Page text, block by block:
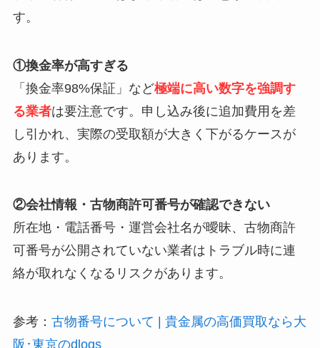
す。
①換金率が高すぎる
「換金率98%保証」など極端に高い数字を強調す
る業者は要注意です。申し込み後に追加費用を差
し引かれ、実際の受取額が大きく下がるケースが
あります。
②会社情報・古物商許可番号が確認できない
所在地・電話番号・運営会社名が曖昧、古物商許
可番号が公開されていない業者はトラブル時に連
絡が取れなくなるリスクがあります。
参考： 古物番号について | 貴金属の高価買取なら大
阪･東京のdlogs